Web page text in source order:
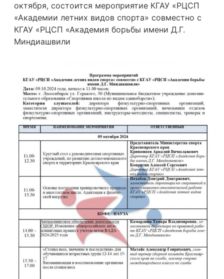
октября, состоится мероприятие КГАУ «РЦСП
«Академии летних видов спорта» совместно с
КГАУ «РЦСП «Академия борьбы имени Д.Г.
Миндиашвили